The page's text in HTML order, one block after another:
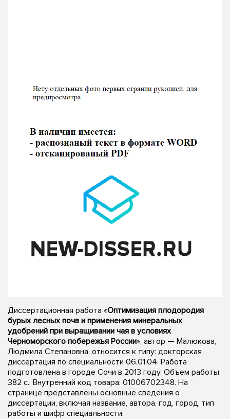
Диссертационная работа «Оптимизация плодородия
бурых лесных почв и применения минеральных
удобрений при выращивании чая в условиях
Черноморского побережья России», автор — Малюкова,
Людмила Степановна, относится к типу: докторская
диссертация по специальности 06.01.04. Работа
подготовлена в городе Сочи в 2013 году. Объем работы:
382 с.. Внутренний код товара: 01006702348. На
странице представлены основные сведения о
диссертации, включая название, автора, год, город, тип
работы и шифр специальности.